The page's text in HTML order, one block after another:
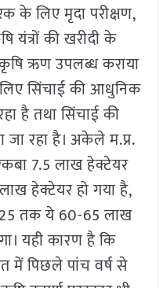
के लिए मृदा परीक्षण,
यंत्रों की खरीदी के
ऋण उपलब्ध कराया
सिंचाई की आधुनिक
है तथा सिंचाई की
जा रहा है। अकेले म.प्र.
7.5 लाख हेक्टेयर
हेक्टेयर हो गया है,
तक ये 60-65 लाख
यही कारण है कि
में पिछले पांच वर्ष से